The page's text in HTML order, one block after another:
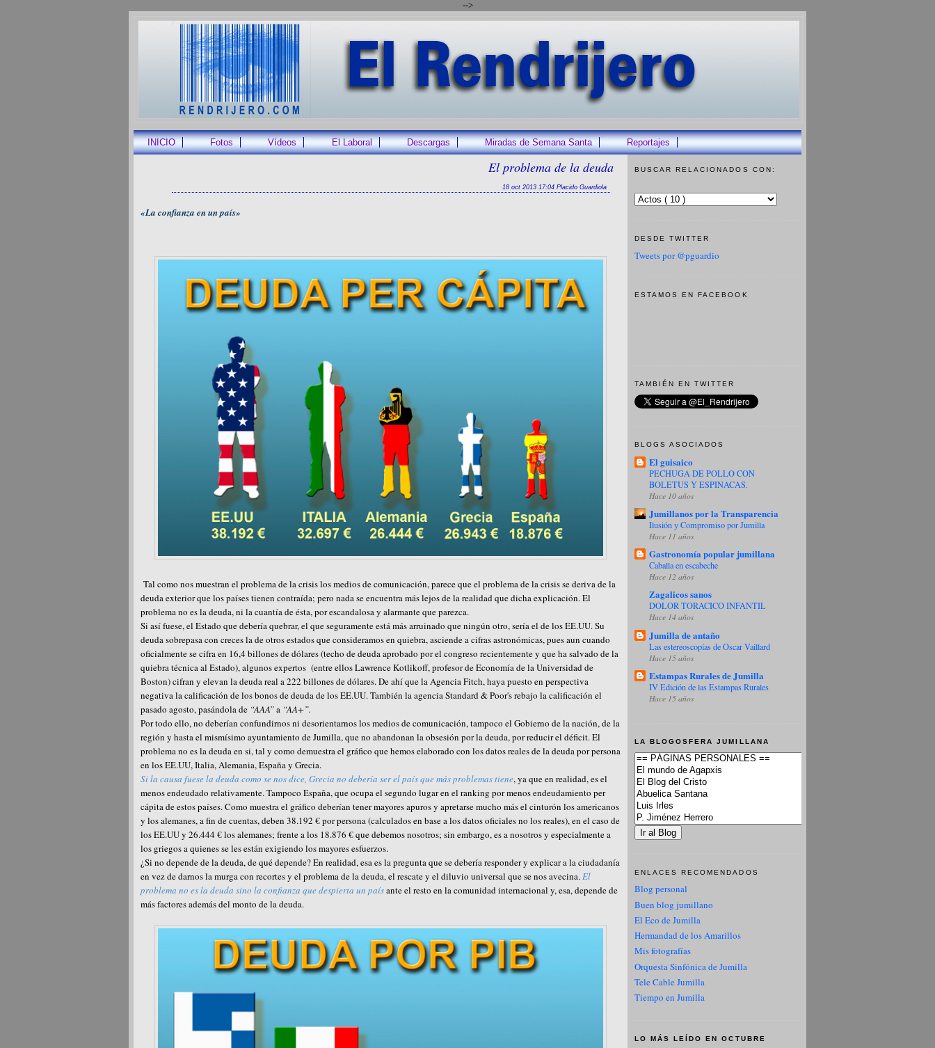
-->
INICIO Fotos Vídeos El Laboral Descargas Miradas de Semana Santa Reportajes
El problema de la deuda
18 oct 2013 17:04 Placido Guardiola
«La confianza en un país»
Tal como nos muestran el problema de la crisis los medios de comunicación, parece que el problema de la crisis se deriva de la
deuda exterior que los países tienen contraída; pero nada se encuentra más lejos de la realidad que dicha explicación. El
problema no es la deuda, ni la cuantía de ésta, por escandalosa y alarmante que parezca.
Si así fuese, el Estado que debería quebrar, el que seguramente está más arruinado que ningún otro, sería el de los EE.UU. Su
deuda sobrepasa con creces la de otros estados que consideramos en quiebra, asciende a cifras astronómicas, pues aun cuando
oficialmente se cifra en 16,4 billones de dólares (techo de deuda aprobado por el congreso recientemente y que ha salvado de la
quiebra técnica al Estado), algunos expertos (entre ellos Lawrence Kotlikoff, profesor de Economía de la Universidad de
Boston) cifran y elevan la deuda real a 222 billones de dólares. De ahí que la Agencia Fitch, haya puesto en perspectiva
negativa la calificación de los bonos de deuda de los EE.UU. También la agencia Standard & Poor's rebajo la calificación el
pasado agosto, pasándola de “AAA”a “AA+”.
Por todo ello, no deberían confundirnos ni desorientarnos los medios de comunicación, tampoco el Gobierno de la nación, de la
región y hasta el mismísimo ayuntamiento de Jumilla, que no abandonan la obsesión por la deuda, por reducir el déficit. El
problema no es la deuda en si, tal y como demuestra el gráfico que hemos elaborado con los datos reales de la deuda por persona
en los EE.UU, Italia, Alemania, España y Grecia.
Si la causa fuese la deuda como se nos dice, Grecia no debería ser el país que más problemas tiene, ya que en realidad, es el
menos endeudado relativamente. Tampoco España, que ocupa el segundo lugar en el ranking por menos endeudamiento per
cápita de estos países. Como muestra el gráfico deberían tener mayores apuros y apretarse mucho más el cinturón los americanos
y los alemanes, a fin de cuentas, deben 38.192 € por persona (calculados en base a los datos oficiales no los reales), en el caso de
los EE.UU y 26.444 € los alemanes; frente a los 18.876 € que debemos nosotros; sin embargo, es a nosotros y especialmente a
los griegos a quienes se les están exigiendo los mayores esfuerzos.
¿Si no depende de la deuda, de qué depende? En realidad, esa es la pregunta que se debería responder y explicar a la ciudadanía
en vez de darnos la murga con recortes y el problema de la deuda, el rescate y el diluvio universal que se nos avecina. El
problema no es la deuda sino la confianza que despierta un paísante el resto en la comunidad internacional y, esa, depende de
más factores además del monto de la deuda.
BUSCAR RELACIONADOS CON:
DESDE TWITTER
Tweets por @pguardio
ESTAMOS EN FACEBOOK
TAMBIÉN EN TWITTER
BLOGS ASOCIADOS
El guisaico
PECHUGA DE POLLO CON
BOLETUS Y ESPINACAS.
Hace 10 años
Jumillanos por la Transparencia
Ilusión y Compromiso por Jumilla
Hace 11 años
Gastronomía popular jumillana
Caballa en escabeche
Hace 12 años
Zagalicos sanos
DOLOR TORACICO INFANTIL
Hace 14 años
Jumilla de antaño
Las estereoscopías de Oscar Vaillard
Hace 15 años
Estampas Rurales de Jumilla
IV Edición de las Estampas Rurales
Hace 15 años
LA BLOGOSFERA JUMILLANA
ENLACES RECOMENDADOS
Blog personal
Buen blog jumillano
El Eco de Jumilla
Hermandad de los Amarillos
Mis fotografías
Orquesta Sinfónica de Jumilla
Tele Cable Jumilla
Tiempo en Jumilla
LO MÁS LEÍDO EN OCTUBRE